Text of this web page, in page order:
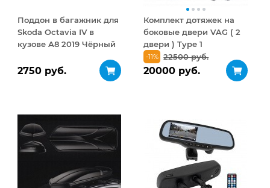
Поддон в багажник для
Skoda Octavia IV в
кузове A8 2019 Чёрный
2750 руб.
Комплект дотяжек на
боковые двери VAG ( 2
двери ) Type 1
22500 руб.
-11%
20000 руб.